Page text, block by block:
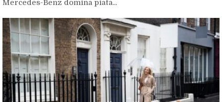
Mercedes-Benz domina piata...